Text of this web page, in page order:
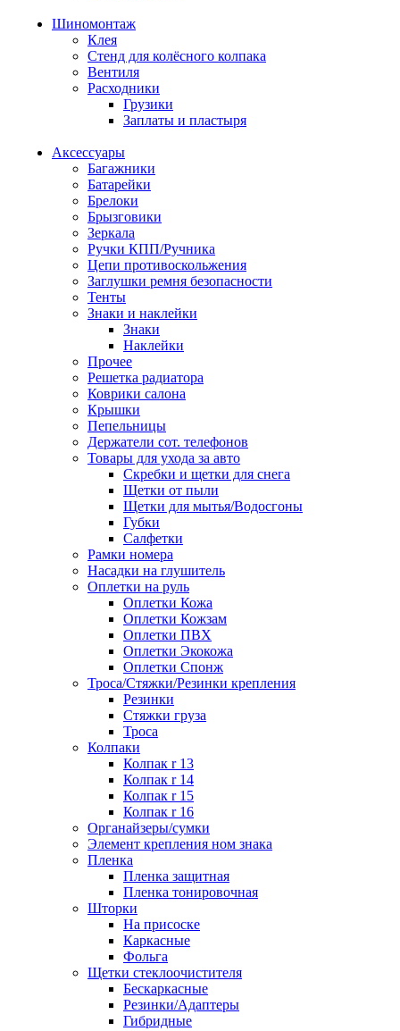
Шиномонтаж
Клея
Стенд для колёсного колпака
Вентиля
Расходники
Грузики
Заплаты и пластыря
Аксессуары
Багажники
Батарейки
Брелоки
Брызговики
Зеркала
Ручки КПП/Ручника
Цепи противоскольжения
Заглушки ремня безопасности
Тенты
Знаки и наклейки
Знаки
Наклейки
Прочее
Решетка радиатора
Коврики салона
Крышки
Пепельницы
Держатели сот. телефонов
Товары для ухода за авто
Скребки и щетки для снега
Щетки от пыли
Щетки для мытья/Водосгоны
Губки
Салфетки
Рамки номера
Насадки на глушитель
Оплетки на руль
Оплетки Кожа
Оплетки Кожзам
Оплетки ПВХ
Оплетки Экокожа
Оплетки Спонж
Троса/Стяжки/Резинки крепления
Резинки
Стяжки груза
Троса
Колпаки
Колпак r 13
Колпак r 14
Колпак r 15
Колпак r 16
Органайзеры/сумки
Элемент крепления ном знака
Пленка
Пленка защитная
Пленка тонировочная
Шторки
На присоске
Каркасные
Фольга
Щетки стеклоочистителя
Бескаркасные
Резинки/Адаптеры
Гибридные